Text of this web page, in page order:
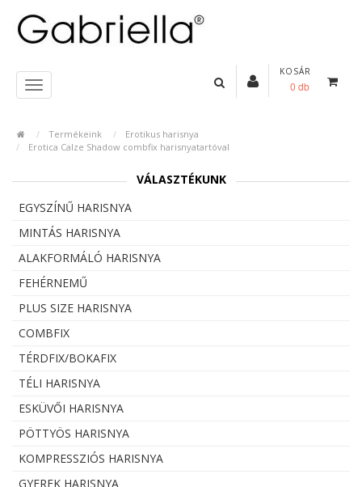
KOSÁR
0 db
Termékeink
Erotikus harisnya
Erotica Calze Shadow combfix harisnyatartóval
VÁLASZTÉKUNK
EGYSZÍNŰ HARISNYA
MINTÁS HARISNYA
ALAKFORMÁLÓ HARISNYA
FEHÉRNEMŰ
PLUS SIZE HARISNYA
COMBFIX
TÉRDFIX/BOKAFIX
TÉLI HARISNYA
ESKÜVŐI HARISNYA
PÖTTYÖS HARISNYA
KOMPRESSZIÓS HARISNYA
GYEREK HARISNYA